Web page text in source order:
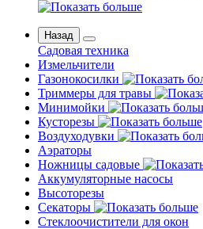
Назад
Садовая техника
Измельчители
Газонокосилки
Триммеры для травы
Минимойки
Кусторезы
Воздуходувки
Аэраторы
Ножницы садовые
Аккумуляторные насосы
Высоторезы
Секаторы
Стеклоочистители для окон